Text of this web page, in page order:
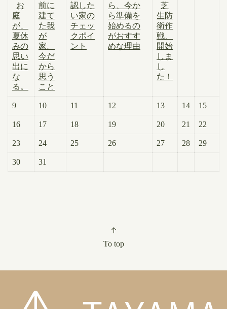
お
庭
が、
夏休
みの
思い
出に
な
る。
前に
建て
た我
が
家。
今だ
から
思う
こと
認した
い家の
チェッ
クポイ
ント
ら、今か
ら準備を
始めるの
がおすす
めな理由
芝
生防
衛作
戦、
開始
しま
し
た！
9 10 11 12 13 14 15
16 17 18 19 20 21 22
23 24 25 26 27 28 29
30 31
To top